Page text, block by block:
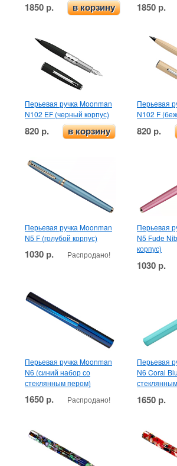
1850 р. в корзину 1850 р.
Перьевая ручка Moonman
N102 EF (черный корпус)
820 р. в корзину
Перьевая
N102 F
820 р.
Перьевая ручка Moonman
N5 F (голубой корпус)
1030 р. Распродано!
Перьевая
N5 Fude
корпус)
1030 р.
Перьевая ручка Moonman
N6 (синий набор со
стеклянным пером)
1650 р. Распродано!
Перьевая
N6 Coral
1650 р.